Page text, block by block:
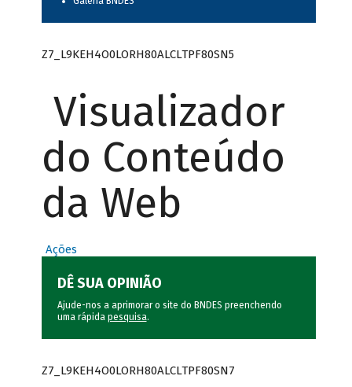
Z7_L9KEH4O0LORH80ALCLTPF80SN5
Visualizador
do Conteúdo
da Web
Ações
DÊ SUA OPINIÃO
Ajude-nos a aprimorar o site do BNDES preenchendo
uma rápida pesquisa.
Z7_L9KEH4O0LORH80ALCLTPF80SN7